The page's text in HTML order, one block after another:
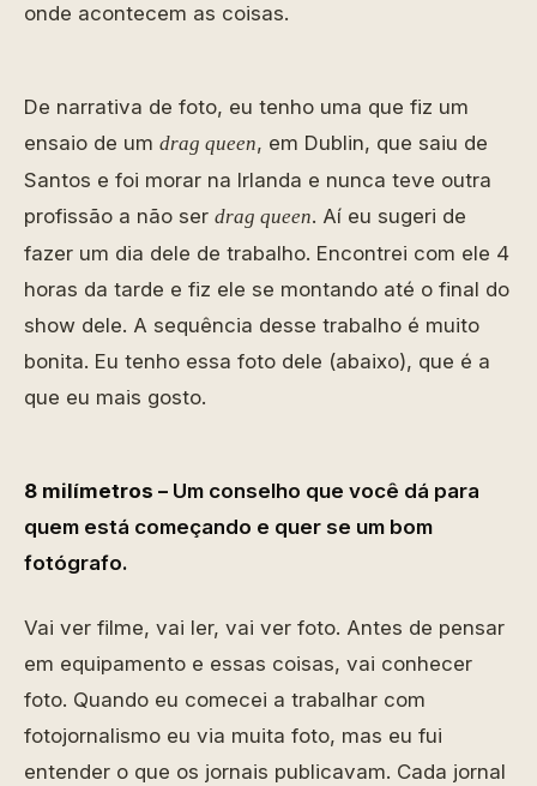
onde acontecem as coisas.
De narrativa de foto, eu tenho uma que fiz um
ensaio de um drag queen, em Dublin, que saiu de
Santos e foi morar na Irlanda e nunca teve outra
profissão a não ser drag queen. Aí eu sugeri de
fazer um dia dele de trabalho. Encontrei com ele 4
horas da tarde e fiz ele se montando até o final do
show dele. A sequência desse trabalho é muito
bonita. Eu tenho essa foto dele (abaixo), que é a
que eu mais gosto.
8 milímetros – Um conselho que você dá para
quem está começando e quer se um bom
fotógrafo.
Vai ver filme, vai ler, vai ver foto. Antes de pensar
em equipamento e essas coisas, vai conhecer
foto. Quando eu comecei a trabalhar com
fotojornalismo eu via muita foto, mas eu fui
entender o que os jornais publicavam. Cada jornal